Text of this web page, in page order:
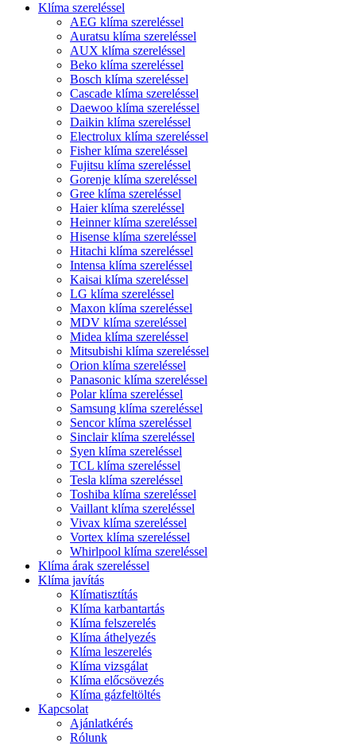
Klíma szereléssel
AEG klíma szereléssel
Auratsu klíma szereléssel
AUX klíma szereléssel
Beko klíma szereléssel
Bosch klíma szereléssel
Cascade klíma szereléssel
Daewoo klíma szereléssel
Daikin klíma szereléssel
Electrolux klíma szereléssel
Fisher klíma szereléssel
Fujitsu klíma szereléssel
Gorenje klíma szereléssel
Gree klíma szereléssel
Haier klíma szereléssel
Heinner klíma szereléssel
Hisense klíma szereléssel
Hitachi klíma szereléssel
Intensa klíma szereléssel
Kaisai klíma szereléssel
LG klíma szereléssel
Maxon klíma szereléssel
MDV klíma szereléssel
Midea klíma szereléssel
Mitsubishi klíma szereléssel
Orion klíma szereléssel
Panasonic klíma szereléssel
Polar klíma szereléssel
Samsung klíma szereléssel
Sencor klíma szereléssel
Sinclair klíma szereléssel
Syen klíma szereléssel
TCL klíma szereléssel
Tesla klíma szereléssel
Toshiba klíma szereléssel
Vaillant klíma szereléssel
Vivax klíma szereléssel
Vortex klíma szereléssel
Whirlpool klíma szereléssel
Klíma árak szereléssel
Klíma javítás
Klímatisztítás
Klíma karbantartás
Klíma felszerelés
Klíma áthelyezés
Klíma leszerelés
Klíma vizsgálat
Klíma előcsövezés
Klíma gázfeltöltés
Kapcsolat
Ajánlatkérés
Rólunk